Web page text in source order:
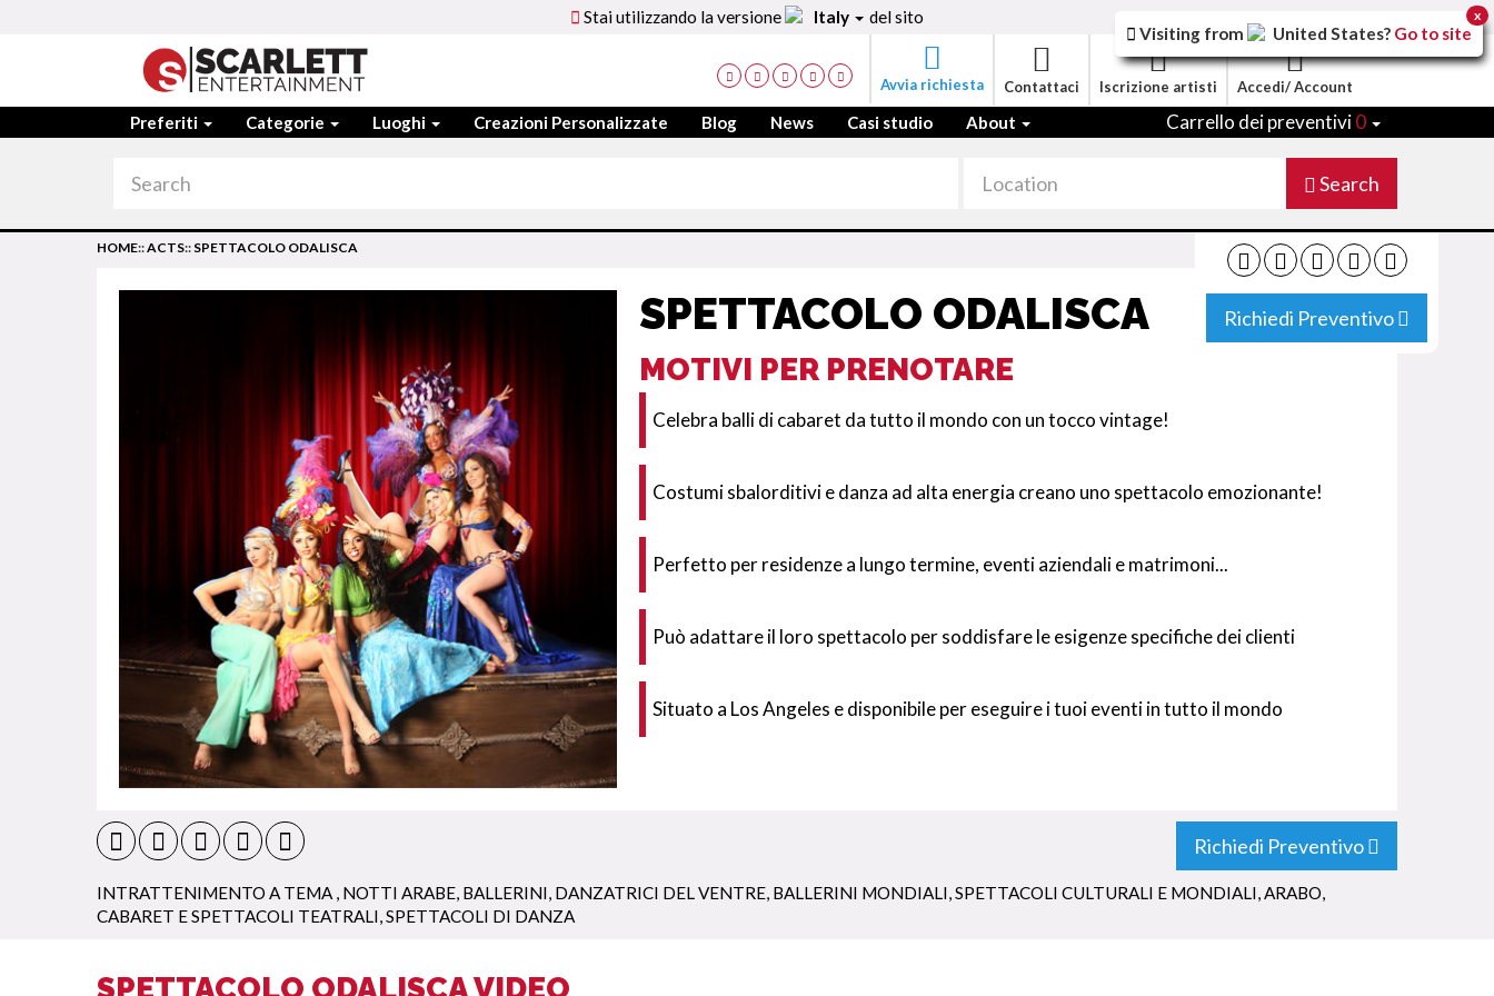
Stai utilizzando la versione Italy del sito
Avvia richiesta Contattaci Iscrizione artisti Accedi/ Account
Preferiti Categorie Luoghi Creazioni Personalizzate Blog News Casi studio About Carrello dei preventivi0
Search
Richiedi Preventivo
HOME::ACTS:: SPETTACOLO ODALISCA
SPETTACOLO ODALISCA
MOTIVI PER PRENOTARE
Celebra balli di cabaret da tutto il mondo con un tocco vintage!
Costumi sbalorditivi e danza ad alta energia creano uno spettacolo emozionante!
Perfetto per residenze a lungo termine, eventi aziendali e matrimoni...
Può adattare il loro spettacolo per soddisfare le esigenze specifiche dei clienti
Situato a Los Angeles e disponibile per eseguire i tuoi eventi in tutto il mondo
Richiedi Preventivo
INTRATTENIMENTO A TEMA NOTTI ARABE BALLERINI DANZATRICI DEL VENTRE BALLERINI MONDIALI SPETTACOLI CULTURALI E MONDIALI ARABO
CABARET E SPETTACOLI TEATRALI SPETTACOLI DI DANZA
SPETTACOLO ODALISCA VIDEO
Visiting from United States? Go to site
x